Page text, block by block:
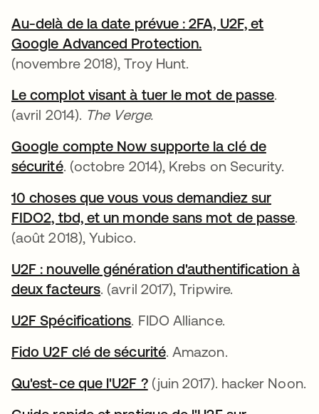
Au-delà de la date prévue : 2FA, U2F, et
Google Advanced Protection.
(novembre 2018), Troy Hunt.
Le complot visant à tuer le mot de passe.
(avril 2014). The Verge.
Google compte Now supporte la clé de
sécurités’ouvre dans un nouvel onglet
. (octobre 2014), Krebs on Security.
10 choses que vous vous demandiez sur
FIDO2, tbd, et un monde sans mot de passe.
(août 2018), Yubico.
U2F : nouvelle génération d'authentification à
deux facteurss’ouvre dans un nouvel onglet
. (avril 2017), Tripwire.
U2F Spécificationss’ouvre dans un nouvel
. FIDO Alliance.
Fido U2F clé de sécurités’ouvre dans un nouvel
. Amazon.
Qu'est-ce que l'U2F ?s’ouvre dans un nouvel
(juin 2017). hacker Noon.